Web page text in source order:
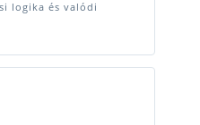
logika és valódi